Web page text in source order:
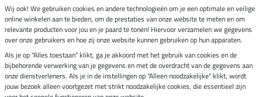
Verzending per
Veilig betalen met
Wij ook! We gebruiken cookies en andere technologieën om je een optimale en veilige
online winkelen aan te bieden, om de prestaties van onze website te meten en om
relevante producten voor jou en je paard te tonen! Hiervoor verzamelen we gegevens
over onze gebruikers en hoe zij onze website kunnen gebruiken op hun apparaten.
Als je op "Alles toestaan" klikt, ga je akkoord met het gebruik van cookies en de
bijbehorende verwerking van je gegevens en met de overdracht van de gegevens aan
onze dienstverleners. Als je in de instellingen op "Alleen noodzakelijke" klikt, wordt
jouw bezoek alleen voortgezet met strikt noodzakelijke cookies, die essentieel zijn